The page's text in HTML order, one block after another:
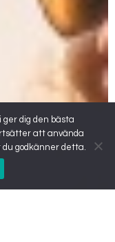
ger dig den bästa
att använda
godkänner detta.